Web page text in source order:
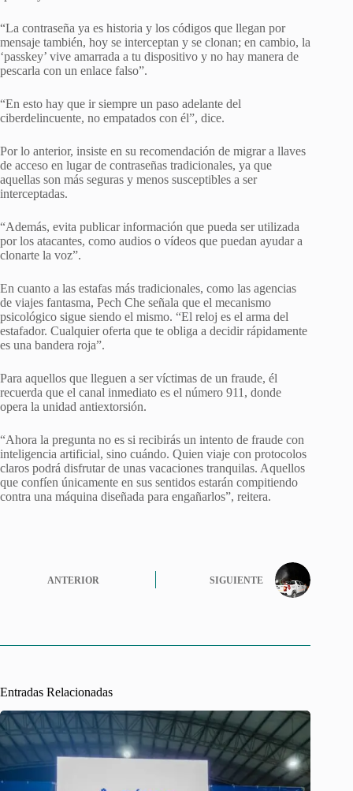
“La contraseña ya es historia y los códigos que llegan por
mensaje también, hoy se interceptan y se clonan; en cambio, la
‘passkey’ vive amarrada a tu dispositivo y no hay manera de
pescarla con un enlace falso”.
“En esto hay que ir siempre un paso adelante del
ciberdelincuente, no empatados con él”, dice.
Por lo anterior, insiste en su recomendación de migrar a llaves
de acceso en lugar de contraseñas tradicionales, ya que
aquellas son más seguras y menos susceptibles a ser
interceptadas.
“Además, evita publicar información que pueda ser utilizada
por los atacantes, como audios o vídeos que puedan ayudar a
clonarte la voz”.
En cuanto a las estafas más tradicionales, como las agencias
de viajes fantasma, Pech Che señala que el mecanismo
psicológico sigue siendo el mismo. “El reloj es el arma del
estafador. Cualquier oferta que te obliga a decidir rápidamente
es una bandera roja”.
Para aquellos que lleguen a ser víctimas de un fraude, él
recuerda que el canal inmediato es el número 911, donde
opera la unidad antiextorsión.
“Ahora la pregunta no es si recibirás un intento de fraude con
inteligencia artificial, sino cuándo. Quien viaje con protocolos
claros podrá disfrutar de unas vacaciones tranquilas. Aquellos
que confíen únicamente en sus sentidos estarán compitiendo
contra una máquina diseñada para engañarlos”, reitera.
ANTERIOR SIGUIENTE
Entradas Relacionadas